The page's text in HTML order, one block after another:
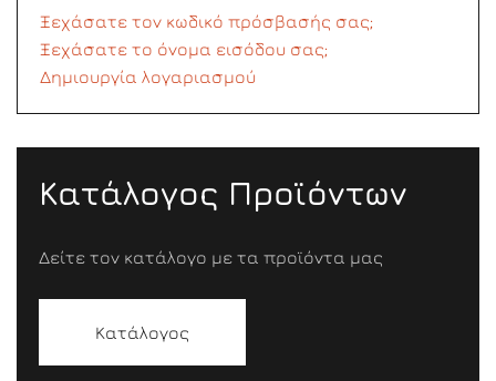
Ξεχάσατε τον κωδικό πρόσβασής σας;
Ξεχάσατε το όνομα εισόδου σας;
Δημιουργία λογαριασμού
Κατάλογος Προϊόντων
Δείτε τον κατάλογο με τα προϊόντα μας
Κατάλογος